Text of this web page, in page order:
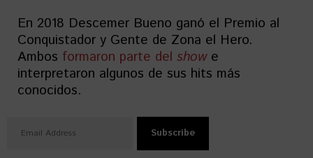
En 2018 Descemer Bueno ganó el Premio al
Conquistador y Gente de Zona el Hero.
Ambos formaron parte del showe
interpretaron algunos de sus hits más
conocidos.